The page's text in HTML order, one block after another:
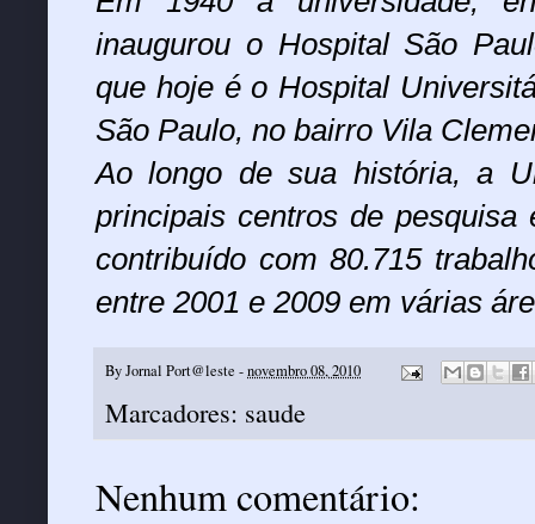
inaugurou o Hospital São
que hoje é o Hospital
São Paulo, no bairro Vila
Ao longo de sua história, a
principais centros de
contribuído com 80.715
entre 2001 e 2009 em várias
ByJornal Port@leste -novembro 08, 2010
Marcadores: saude
Nenhum comentário: